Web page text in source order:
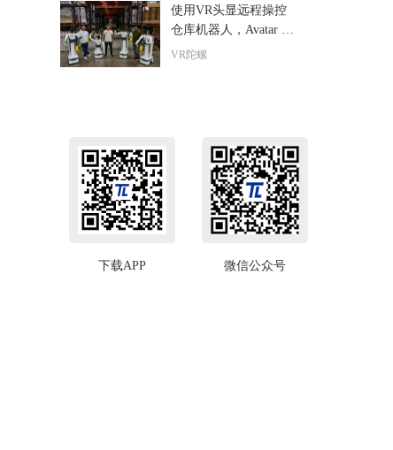
使用VR头显远程操控
仓库机器人，Avatar Ro
botics完成650万美元融
VR陀螺
下载APP 微信公众号